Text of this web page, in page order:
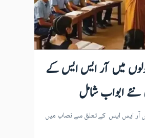
میں آر ایس ایس کے
ابواب شامل
آر ایس ایس کے تعلق سے نصاب میں